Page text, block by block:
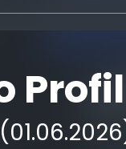
Profil